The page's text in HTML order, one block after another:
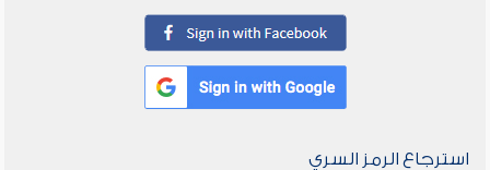
استرجاع الرمز السري